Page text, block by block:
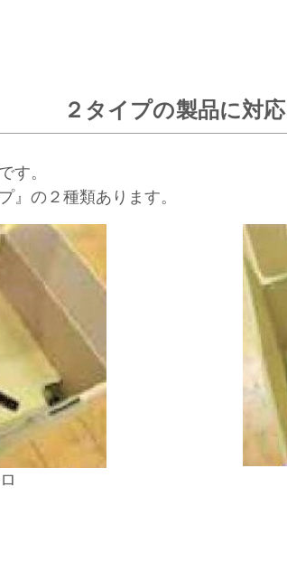
２タイプの製品に対応
す。
』の２種類あります。